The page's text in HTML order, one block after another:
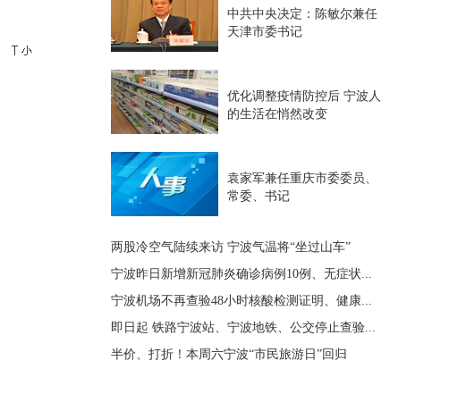
中共中央决定：陈敏尔兼任
天津市委书记
优化调整疫情防控后 宁波人
的生活在悄然改变
袁家军兼任重庆市委委员、
常委、书记
两股冷空气陆续来访 宁波气温将“坐过山车”
宁波昨日新增新冠肺炎确诊病例10例、无症状...
宁波机场不再查验48小时核酸检测证明、健康...
即日起 铁路宁波站、宁波地铁、公交停止查验...
半价、打折！本周六宁波“市民旅游日”回归